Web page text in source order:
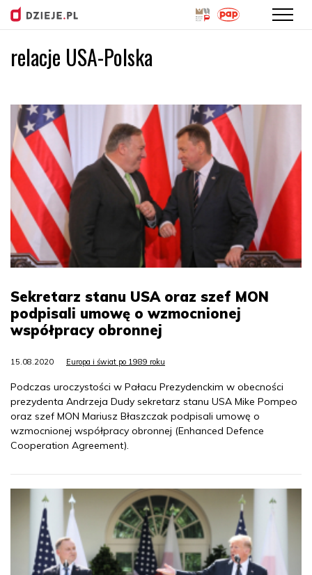
relacje USA-Polska
Sekretarz stanu USA oraz szef MON
podpisali umowę o wzmocnionej
współpracy obronnej
15.08.2020 Europa i świat po 1989 roku
Podczas uroczystości w Pałacu Prezydenckim w obecności
prezydenta Andrzeja Dudy sekretarz stanu USA Mike Pompeo
oraz szef MON Mariusz Błaszczak podpisali umowę o
wzmocnionej współpracy obronnej (Enhanced Defence
Cooperation Agreement).